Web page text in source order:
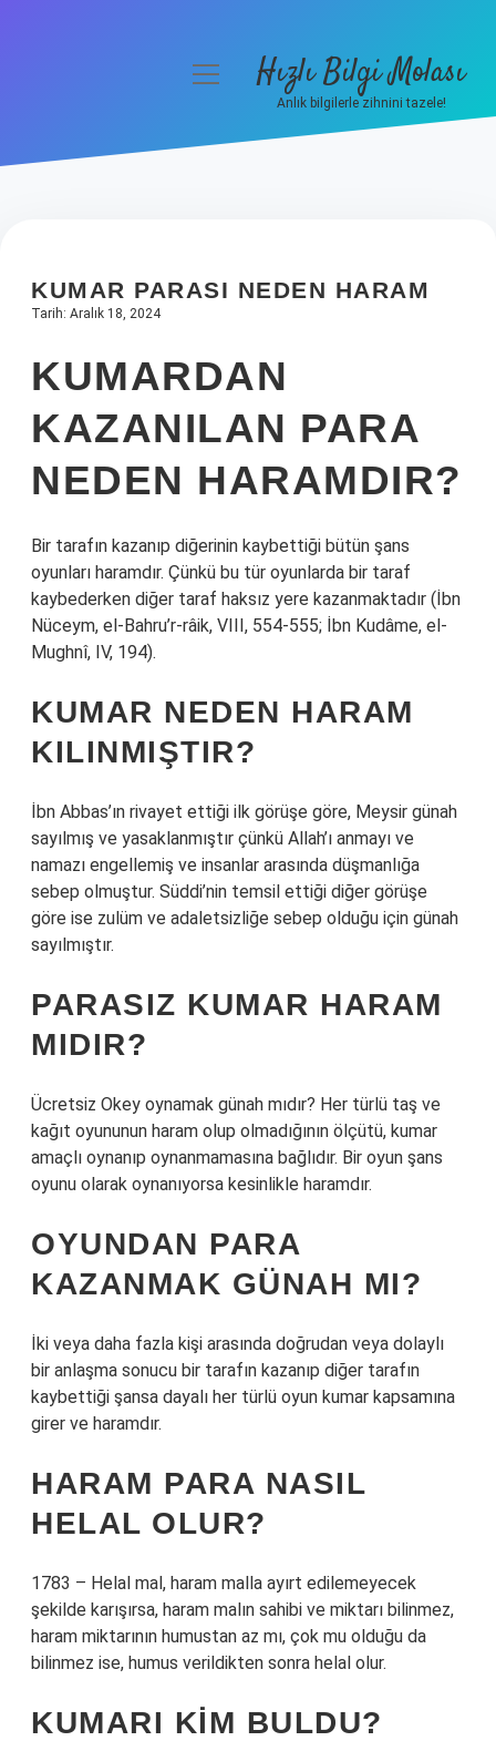
Hakkımızda
menüyüHızlı Bilgi Molası
Anlık bilgilerle zihnini tazele!
KUMAR PARASI NEDEN HARAM
Tarih: Aralık 18, 2024
KUMARDAN
KAZANILAN PARA
NEDEN HARAMDIR?
Bir tarafın kazanıp diğerinin kaybettiği bütün şans
oyunları haramdır. Çünkü bu tür oyunlarda bir taraf
kaybederken diğer taraf haksız yere kazanmaktadır (İbn
Nüceym, el-Bahru’r-râik, VIII, 554-555; İbn Kudâme, el-
Mughnî, IV, 194).
KUMAR NEDEN HARAM
KILINMIŞTIR?
İbn Abbas’ın rivayet ettiği ilk görüşe göre, Meysir günah
sayılmış ve yasaklanmıştır çünkü Allah’ı anmayı ve
namazı engellemiş ve insanlar arasında düşmanlığa
sebep olmuştur. Süddi’nin temsil ettiği diğer görüşe
göre ise zulüm ve adaletsizliğe sebep olduğu için günah
sayılmıştır.
PARASIZ KUMAR HARAM
MIDIR?
Ücretsiz Okey oynamak günah mıdır? Her türlü taş ve
kağıt oyununun haram olup olmadığının ölçütü, kumar
amaçlı oynanıp oynanmamasına bağlıdır. Bir oyun şans
oyunu olarak oynanıyorsa kesinlikle haramdır.
OYUNDAN PARA
KAZANMAK GÜNAH MI?
İki veya daha fazla kişi arasında doğrudan veya dolaylı
bir anlaşma sonucu bir tarafın kazanıp diğer tarafın
kaybettiği şansa dayalı her türlü oyun kumar kapsamına
girer ve haramdır.
HARAM PARA NASIL
HELAL OLUR?
1783 – Helal mal, haram malla ayırt edilemeyecek
şekilde karışırsa, haram malın sahibi ve miktarı bilinmez,
haram miktarının humustan az mı, çok mu olduğu da
bilinmez ise, humus verildikten sonra helal olur.
KUMARI KIM BULDU?